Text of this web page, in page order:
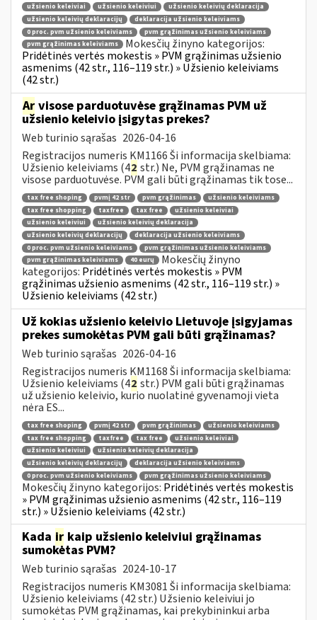
užsienio keleiviai
užsienio keleiviui
užsienio keleivių deklaracija
užsienio keleivių deklaracijų
deklaracija užsienio keleiviams
0 proc. pvm užsienio keleiviams
pvm grąžinimas užsienio keleiviams
pvm grąžinimas keleiviams
Mokesčių žinyno kategorijos:
Pridėtinės vertės mokestis » PVM grąžinimas užsienio
asmenims (42 str., 116–119 str.) » Užsienio keleiviams
(42 str.)
Ar visose parduotuvėse grąžinamas PVM už
užsienio keleivio įsigytas prekes?
Web turinio sąrašas 2026-04-16
Registracijos numeris KM1166 Ši informacija skelbiama:
Užsienio keleiviams (42 str.) Ne, PVM grąžinamas ne
visose parduotuvėse. PVM gali būti grąžinamas tik tose...
tax free shoping pvmį 42 str pvm grąžinimas
užsienio keleiviams
tax free shopping
taxfree tax free
užsienio keleiviai
užsienio keleiviui
užsienio keleivių deklaracija
užsienio keleivių deklaracijų
deklaracija užsienio keleiviams
0 proc. pvm užsienio keleiviams
pvm grąžinimas užsienio keleiviams
pvm grąžinimas keleiviams
40 eurų
Mokesčių žinyno
kategorijos: Pridėtinės vertės mokestis » PVM
grąžinimas užsienio asmenims (42 str., 116–119 str.) »
Užsienio keleiviams (42 str.)
Už kokias užsienio keleivio Lietuvoje įsigyjamas
prekes sumokėtas PVM gali būti grąžinamas?
Web turinio sąrašas 2026-04-16
Registracijos numeris KM1168 Ši informacija skelbiama:
Užsienio keleiviams (42 str.) PVM gali būti grąžinamas
už užsienio keleivio, kurio nuolatinė gyvenamoji vieta
nėra ES...
tax free shoping pvmį 42 str pvm grąžinimas
užsienio keleiviams
tax free shopping
taxfree tax free
užsienio keleiviai
užsienio keleiviui
užsienio keleivių deklaracija
užsienio keleivių deklaracijų
deklaracija užsienio keleiviams
0 proc. pvm užsienio keleiviams
pvm grąžinimas užsienio keleiviams
Mokesčių žinyno kategorijos: Pridėtinės vertės mokestis
» PVM grąžinimas užsienio asmenims (42 str., 116–119
str.) » Užsienio keleiviams (42 str.)
Kada ir kaip užsienio keleiviui grąžinamas
sumokėtas PVM?
Web turinio sąrašas 2024-10-17
Registracijos numeris KM3081 Ši informacija skelbiama:
Užsienio keleiviams (42 str.) Užsienio keleiviui jo
sumokėtas PVM grąžinamas, kai prekybininkui arba